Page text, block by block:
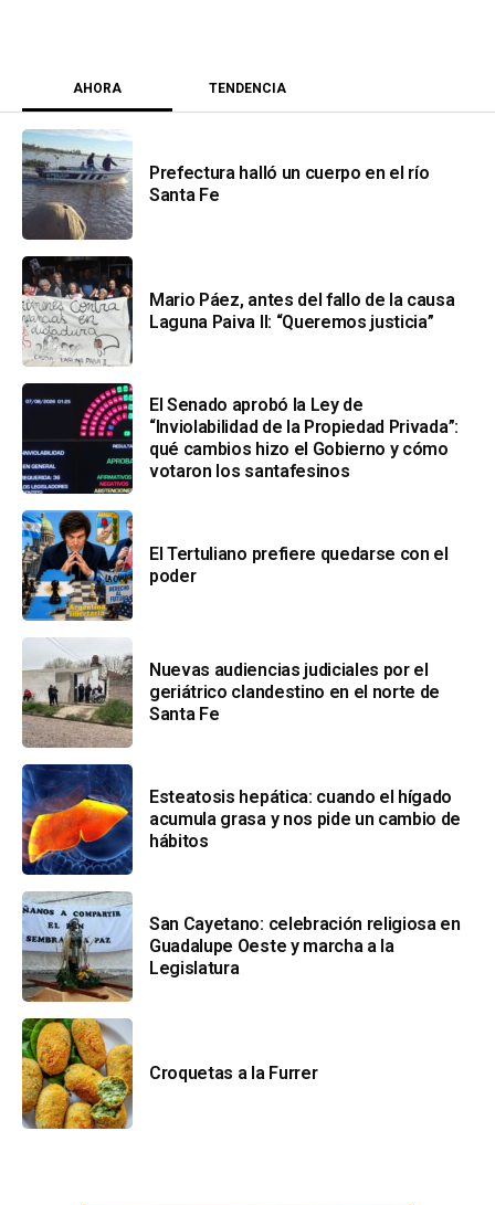
AHORA TENDENCIA
Prefectura halló un cuerpo en el río
Santa Fe
Mario Páez, antes del fallo de la causa
Laguna Paiva II: “Queremos justicia”
El Senado aprobó la Ley de
“Inviolabilidad de la Propiedad Privada”:
qué cambios hizo el Gobierno y cómo
votaron los santafesinos
El Tertuliano prefiere quedarse con el
poder
Nuevas audiencias judiciales por el
geriátrico clandestino en el norte de
Santa Fe
Esteatosis hepática: cuando el hígado
acumula grasa y nos pide un cambio de
hábitos
San Cayetano: celebración religiosa en
Guadalupe Oeste y marcha a la
Legislatura
Croquetas a la Furrer